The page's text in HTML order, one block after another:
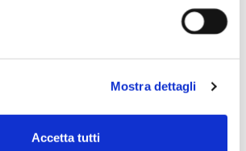
Mostra dettagli
Accetta tutti
INGREDIENTI DI QUALITÀ